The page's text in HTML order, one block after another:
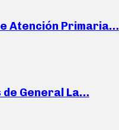
Atención Primaria…
General La…